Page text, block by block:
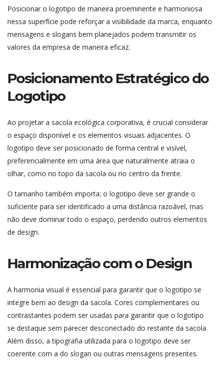
Posicionar o logotipo de maneira proeminente e harmoniosa
nessa superfície pode reforçar a visibilidade da marca, enquanto
mensagens e slogans bem planejados podem transmitir os
valores da empresa de maneira eficaz.
Posicionamento Estratégico do
Logotipo
Ao projetar a sacola ecológica corporativa, é crucial considerar
o espaço disponível e os elementos visuais adjacentes. O
logotipo deve ser posicionado de forma central e visível,
preferencialmente em uma área que naturalmente atraia o
olhar, como no topo da sacola ou no centro da frente.
O tamanho também importa: o logotipo deve ser grande o
suficiente para ser identificado a uma distância razoável, mas
não deve dominar todo o espaço, perdendo outros elementos
de design.
Harmonização com o Design
A harmonia visual é essencial para garantir que o logotipo se
integre bem ao design da sacola. Cores complementares ou
contrastantes podem ser usadas para garantir que o logotipo
se destaque sem parecer desconectado do restante da sacola.
Além disso, a tipografia utilizada para o logotipo deve ser
coerente com a do slogan ou outras mensagens presentes.